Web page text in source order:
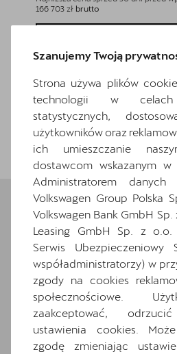
166 703 zł brutto
Pokaż
Wróć do
Wybrane
wyposażenia
Ten samochód bazuje na
Zapoznaj się z wybranymi
wyposażenia. O pełną
dealera.
Szanujemy Twoją
Strona używa plików
technologii w celach
statystycznych,
użytkowników oraz
ich umieszczanie
dostawcom wskazanym w
Administratorem
Volkswagen Group Polska
Volkswagen Bank GmbH Sp.
Leasing GmbH Sp. z o.o.
Serwis
współadministratorzy) w
zgody na cookies
społecznościowe.
zaakceptować,
ustawienia cookies.
zgodę zmieniając